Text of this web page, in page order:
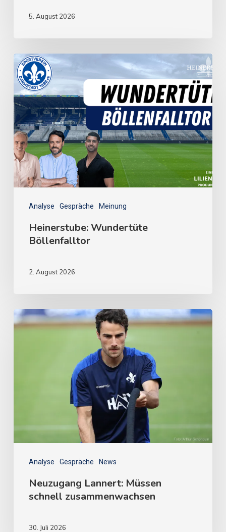
5. August 2026
Analyse Gespräche Meinung
Heinerstube: Wundertüte
Böllenfalltor
2. August 2026
Analyse Gespräche News
Neuzugang Lannert: Müssen
schnell zusammenwachsen
30. Juli 2026